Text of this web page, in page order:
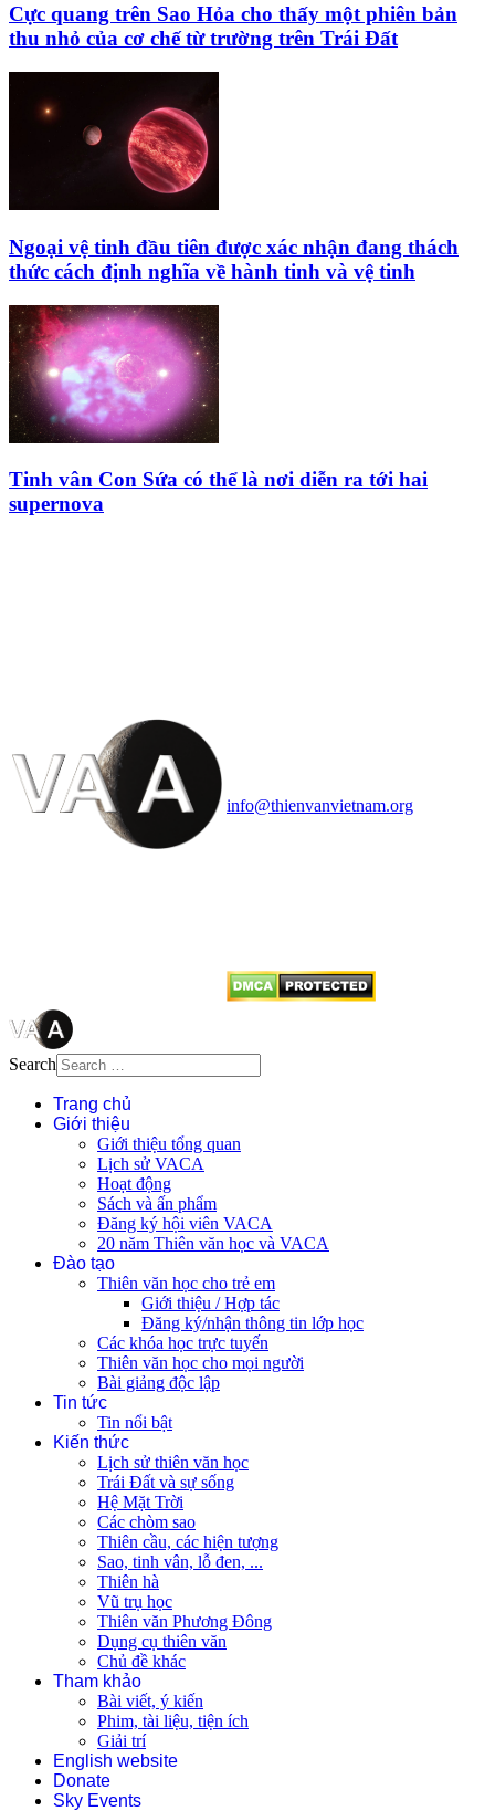
Cực quang trên Sao Hỏa cho thấy một phiên bản
thu nhỏ của cơ chế từ trường trên Trái Đất
Ngoại vệ tinh đầu tiên được xác nhận đang thách
thức cách định nghĩa về hành tinh và vệ tinh
Tinh vân Con Sứa có thể là nơi diễn ra tới hai
supernova
info@thienvanvietnam.org
Search
Trang chủ
Giới thiệu
Giới thiệu tổng quan
Lịch sử VACA
Hoạt động
Sách và ấn phẩm
Đăng ký hội viên VACA
20 năm Thiên văn học và VACA
Đào tạo
Thiên văn học cho trẻ em
Giới thiệu / Hợp tác
Đăng ký/nhận thông tin lớp học
Các khóa học trực tuyến
Thiên văn học cho mọi người
Bài giảng độc lập
Tin tức
Tin nổi bật
Kiến thức
Lịch sử thiên văn học
Trái Đất và sự sống
Hệ Mặt Trời
Các chòm sao
Thiên cầu, các hiện tượng
Sao, tinh vân, lỗ đen, ...
Thiên hà
Vũ trụ học
Thiên văn Phương Đông
Dụng cụ thiên văn
Chủ đề khác
Tham khảo
Bài viết, ý kiến
Phim, tài liệu, tiện ích
Giải trí
English website
Donate
Sky Events